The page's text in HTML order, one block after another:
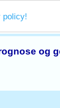
policy!
og